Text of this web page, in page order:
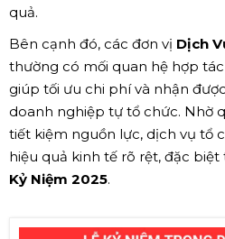
quả.
Bên cạnh đó, các đơn vị Dịch
thường có mối quan hệ hợp
giúp tối ưu chi phí và nhận
doanh nghiệp tự tổ chức. Nhờ
tiết kiệm nguồn lực, dịch vụ tổ
hiệu quả kinh tế rõ rệt, đặc
Kỷ Niệm 2025.